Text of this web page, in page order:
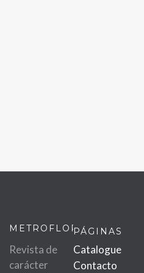
METROFLOR
Revista de
carácter
PÁGINAS
Catalogue
Contacto